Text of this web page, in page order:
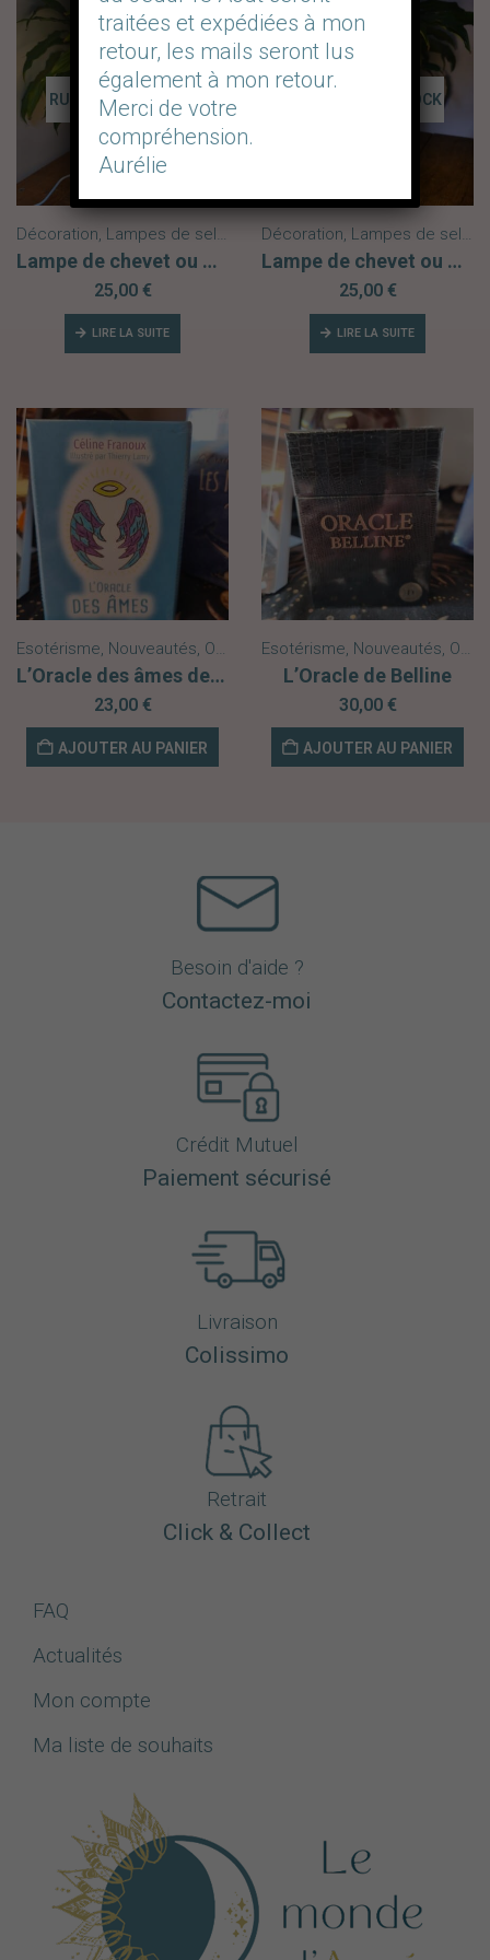
RUPTURE DE STOCK
Décoration, Lampes de sel Himalaya ,Nouveautés
Lampe de chevet ou d’ambiance Soleil Lune
25,00 €
LIRE LA SUITE
RUPTURE DE STOCK
Décoration, Lampes de sel Himalaya
Lampe de chevet ou d’ambiance Lune Œil Protecteur
25,00 €
LIRE LA SUITE
Esotérisme, Nouveautés, Oracles
L’Oracle des âmes de Céline Franoux
23,00 €
AJOUTER AU PANIER
Esotérisme, Nouveautés, Oracles
L’Oracle de Belline
30,00 €
AJOUTER AU PANIER
Besoin d'aide ?
Contactez-moi
Crédit Mutuel
Paiement sécurisé
Livraison
Colissimo
Retrait
Click & Collect
FAQ
Actualités
Mon compte
Ma liste de souhaits
traitées et expédiées à mon
retour, les mails seront lus
également à mon retour.
Merci de votre
compréhension.
Aurélie